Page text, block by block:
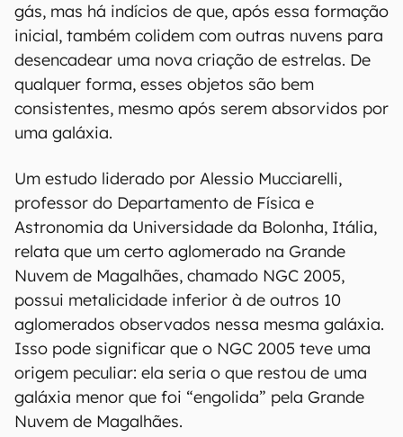
gás, mas há indícios de que, após essa formação
inicial, também colidem com outras nuvens para
desencadear uma nova criação de estrelas. De
qualquer forma, esses objetos são bem
consistentes, mesmo após serem absorvidos por
uma galáxia.
Um estudo liderado por Alessio Mucciarelli,
professor do Departamento de Física e
Astronomia da Universidade da Bolonha, Itália,
relata que um certo aglomerado na Grande
Nuvem de Magalhães, chamado NGC 2005,
possui metalicidade inferior à de outros 10
aglomerados observados nessa mesma galáxia.
Isso pode significar que o NGC 2005 teve uma
origem peculiar: ela seria o que restou de uma
galáxia menor que foi “engolida” pela Grande
Nuvem de Magalhães.